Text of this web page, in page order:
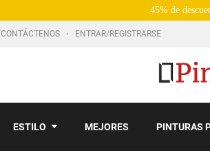
45% de
CONTÁCTENOS ENTRAR/REGISTRARSE
ESTILO MEJORES PINTURAS